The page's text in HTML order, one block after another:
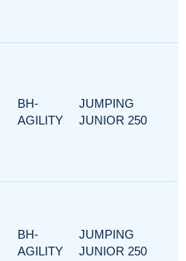
BH-
AGILITY
JUMPING
JUNIOR 250
BH-
AGILITY
JUMPING
JUNIOR 250